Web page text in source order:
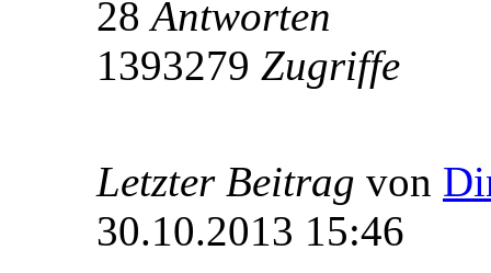
28Antworten
1393279 Zugriffe
Letzter Beitrag von
30.10.2013 15:46